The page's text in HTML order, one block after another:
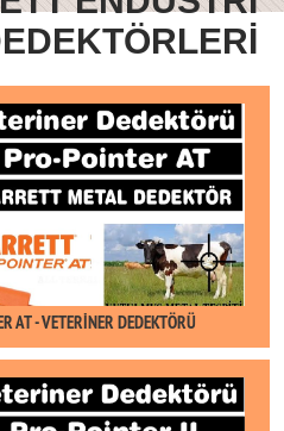
AT - VETERİNER DEDEKTÖRÜ